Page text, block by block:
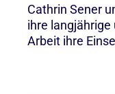
Cathrin Sener
ihre
Arbeit ihre